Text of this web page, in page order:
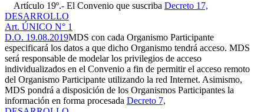
Artículo 19º.- El Convenio que suscriba Decreto 17,
DESARROLLO
Art. ÚNICO N° 1
D.O. 19.08.2019MDS con cada Organismo Participante
especificará los datos a que dicho Organismo tendrá acceso. MDS
será responsable de modelar los privilegios de acceso
individualizados en el Convenio a fin de permitir el acceso remoto
del Organismo Participante utilizando la red Internet. Asimismo,
MDS pondrá a disposición de los Organismos Participantes la
información en forma procesada Decreto 7,